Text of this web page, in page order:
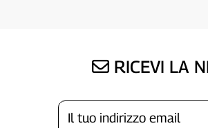
RICEVI LA